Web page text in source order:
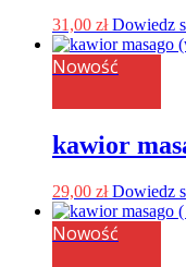
31,00 zł Dowiedz
Nowość
kawior
29,00 zł Dowiedz
Nowość